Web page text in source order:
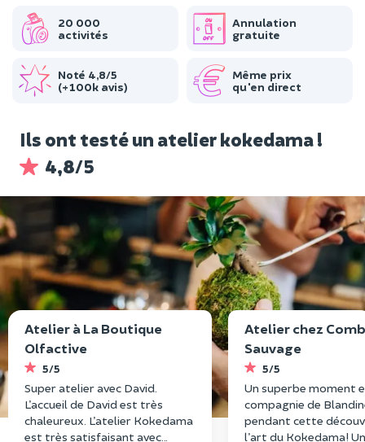
20 000
activités
Annulation
gratuite
Noté 4,8/5
(+100k avis)
Même prix
qu'en direct
Ils ont testé un atelier kokedama !
4,8/5
Atelier à La Boutique
Olfactive
5/5
Super atelier avec David.
L’accueil de David est très
chaleureux. L’atelier Kokedama
est très satisfaisant avec
Atelier chez
Sauvage
5/5
Un superbe moment
compagnie de
pendant cette
l’art du Kokedama!